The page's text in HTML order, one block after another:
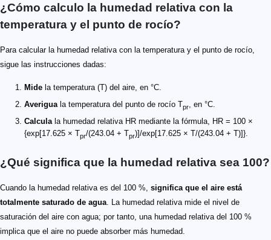
¿Cómo calculo la humedad relativa con la
temperatura y el punto de rocío?
Para calcular la humedad relativa con la temperatura y el punto de rocío,
sigue las instrucciones dadas:
Mide la temperatura (T) del aire, en °C.
Averigua la temperatura del punto de rocío Tpr
, en °C.
Calcula la humedad relativa HR mediante la fórmula, HR = 100 ×
{exp[17.625 × Tpr/(243.04 + Tpr)]/exp[17.625 × T/(243.04 + T)]}.
¿Qué significa que la humedad relativa sea 100?
Cuando la humedad relativa es del 100 %, significa que el aire está
totalmente saturado de agua . La humedad relativa mide el nivel de
saturación del aire con agua; por tanto, una humedad relativa del 100 %
implica que el aire no puede absorber más humedad.